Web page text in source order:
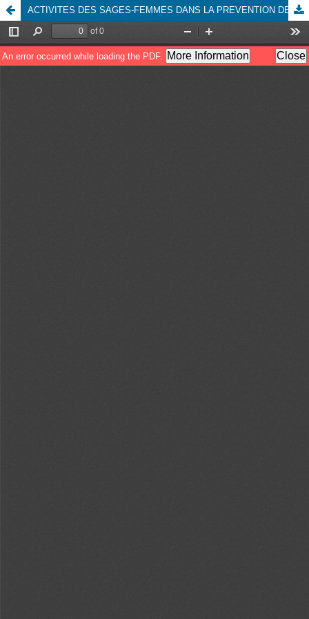
ACTIVITES DES SAGES-FEMMES DANS LA PREVENTION DES HEMORRAGIES DU POST PARTUM IMMEDIAT A LA MATERNITE COMMUNAUTAIRE DE BANGUI